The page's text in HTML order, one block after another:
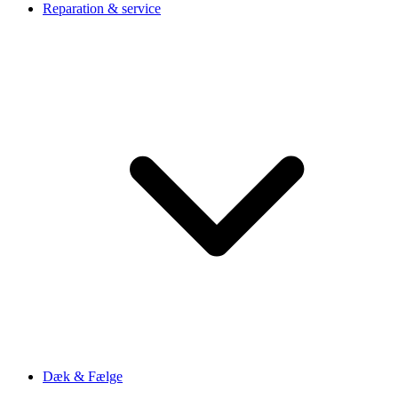
Reparation & service
Dæk & Fælge